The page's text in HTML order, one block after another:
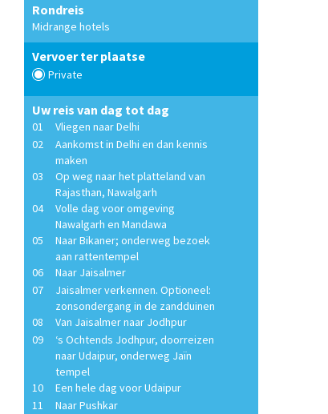
Rondreis
Midrange hotels
Vervoer ter plaatse
Private
Uw reis van dag tot dag
01
Vliegen naar Delhi
02
Aankomst in Delhi en dan kennis
maken
03
Op weg naar het platteland van
Rajasthan, Nawalgarh
04
Volle dag voor omgeving
Nawalgarh en Mandawa
05
Naar Bikaner; onderweg bezoek
aan rattentempel
06
Naar Jaisalmer
07
Jaisalmer verkennen. Optioneel:
zonsondergang in de zandduinen
08
Van Jaisalmer naar Jodhpur
09
‘s Ochtends Jodhpur, doorreizen
naar Udaipur, onderweg Jaïn
tempel
10
Een hele dag voor Udaipur
11
Naar Pushkar